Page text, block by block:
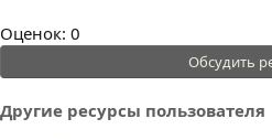
0
.
0
0
з
Оценок: 0
Обсудить
Другие ресурсы пользователя